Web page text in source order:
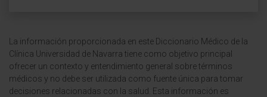
La información proporcionada en este Diccionario Médico de la
Clínica Universidad de Navarra tiene como objetivo principal
ofrecer un contexto y entendimiento general sobre términos
médicos y no debe ser utilizada como fuente única para tomar
decisiones relacionadas con la salud. Esta información es